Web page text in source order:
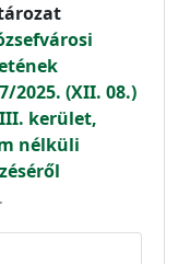
2025. (XII. 08.)
kerület,
nélküli